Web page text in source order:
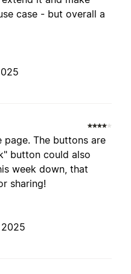
case - but overall a
page. The buttons are
button could also
week down, that
sharing!